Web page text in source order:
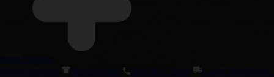
Semi Regolari
Offerte speciali
Merchandise Servizio Clienti Login Distributori